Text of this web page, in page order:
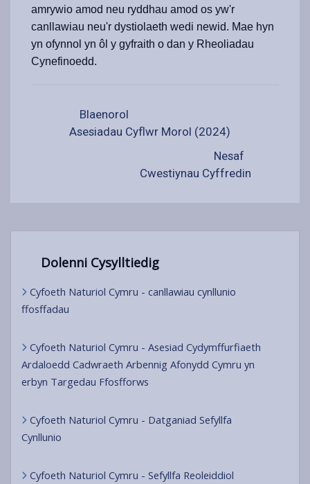
amrywio amod neu ryddhau amod os yw'r
canllawiau neu'r dystiolaeth wedi newid. Mae hyn
yn ofynnol yn ôl y gyfraith o dan y Rheoliadau
Cynefinoedd.
Blaenorol
Asesiadau Cyflwr Morol (2024)
Nesaf
Cwestiynau Cyffredin
Dolenni Cysylltiedig
Cyfoeth Naturiol Cymru - canllawiau cynllunio
ffosffadau
Cyfoeth Naturiol Cymru - Asesiad Cydymffurfiaeth
Ardaloedd Cadwraeth Arbennig Afonydd Cymru yn
erbyn Targedau Ffosfforws
Cyfoeth Naturiol Cymru - Datganiad Sefyllfa
Cynllunio
Cyfoeth Naturiol Cymru - Sefyllfa Reoleiddiol